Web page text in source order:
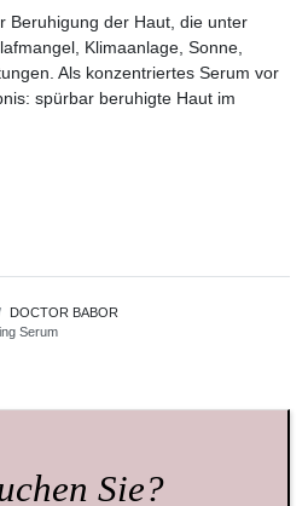
Beruhigung der Haut, die unter
Klimaanlage, Sonne,
Als konzentriertes Serum vor
spürbar beruhigte Haut im
DOCTOR BABOR
Serum
Sie?